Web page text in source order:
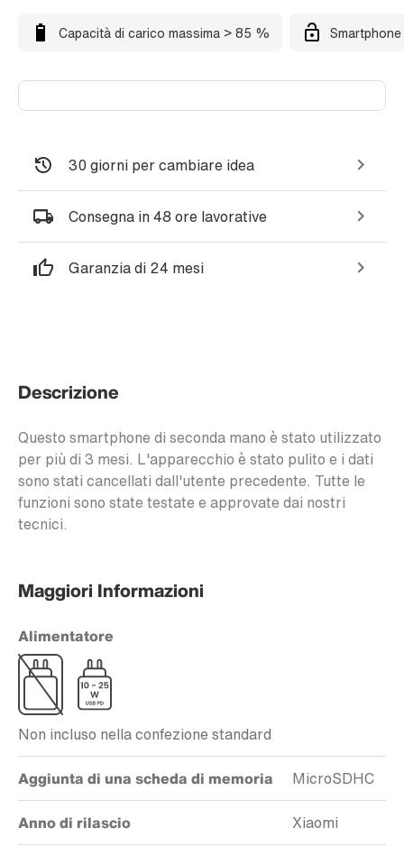
Capacità di carico massima > 85 %
30 giorni per cambiare idea
Consegna in 48 ore lavorative
Garanzia di 24 mesi
Descrizione
Questo smartphone di seconda mano è stato utilizzato
per più di 3 mesi. L'apparecchio è stato pulito e i dati
sono stati cancellati dall'utente precedente. Tutte le
funzioni sono state testate e approvate dai nostri
tecnici.
Maggiori Informazioni
Alimentatore
Non incluso nella confezione standard
Aggiunta di una scheda di memoria MicroSDHC
Anno di rilascio Xiaomi